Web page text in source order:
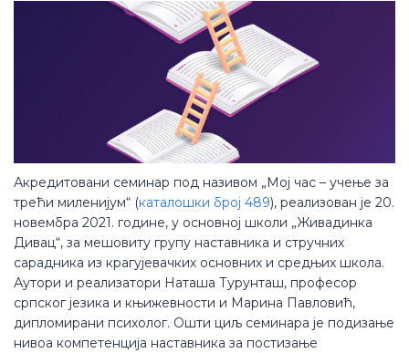
Акредитовани семинар под називом „Мој час – учење за
трећи миленијум“ (каталошки број 489), реализован је 20.
новембра 2021. године, у основној школи „Живадинка
Дивац“, за мешовиту групу наставника и стручних
сарадника из крагујевачких основних и средњих школа.
Аутори и реализатори Наташа Турунташ, професор
српског језика и књижевности и Марина Павловић,
дипломирани психолог. Ошти циљ семинара је подизање
нивоа компетенција наставника за постизање